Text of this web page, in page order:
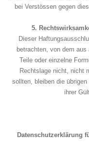
bei Verstössen gegen
5.
Dieser
betrachten, von dem
Teile oder einzelne
Rechtslage nicht, nicht
sollten, bleiben die
ihrer
Datenschutzerklärung